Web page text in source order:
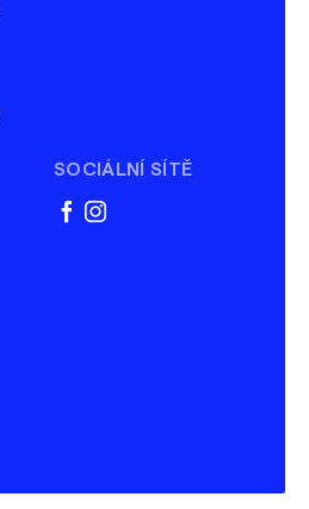
SOCIÁLNÍ SÍTĚ
facebook
instagram